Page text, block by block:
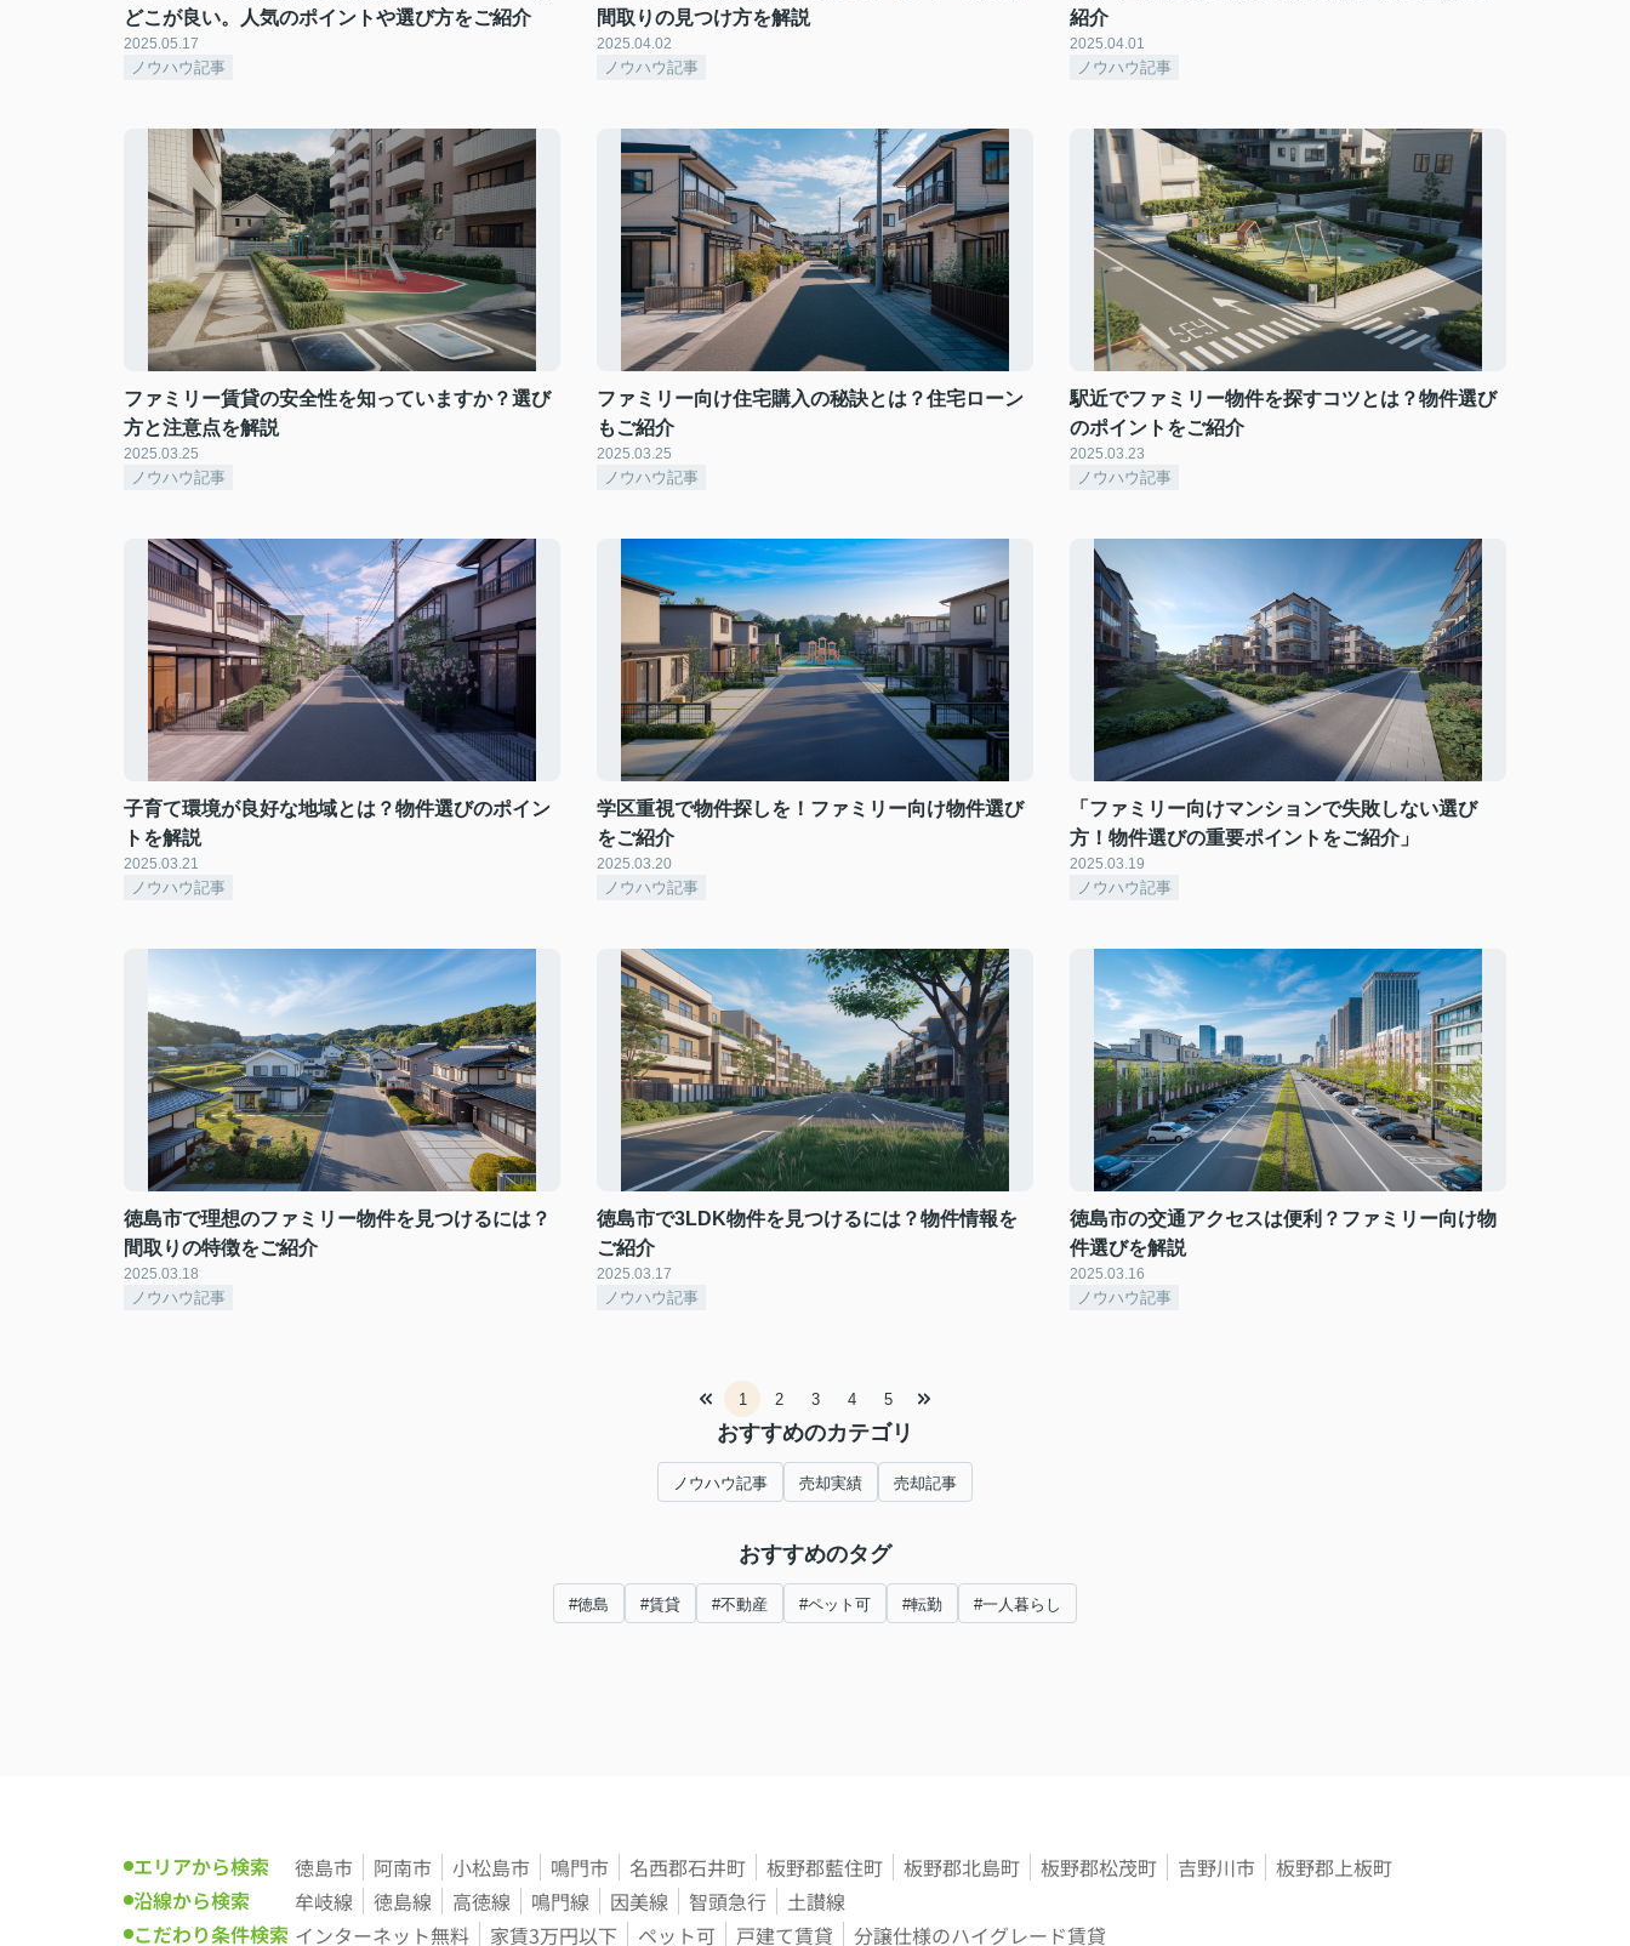
どこが良い。人気のポイントや選び方をご紹介
2025.05.17
ノウハウ記事
間取りの見つけ方を解説
2025.04.02
ノウハウ記事
紹介
2025.04.01
ノウハウ記事
ファミリー賃貸の安全性を知っていますか？選び
方と注意点を解説
2025.03.25
ノウハウ記事
ファミリー向け住宅購入の秘訣とは？住宅ローン
もご紹介
2025.03.25
ノウハウ記事
駅近でファミリー物件を探すコツとは？物件選び
のポイントをご紹介
2025.03.23
ノウハウ記事
子育て環境が良好な地域とは？物件選びのポイン
トを解説
2025.03.21
ノウハウ記事
学区重視で物件探しを！ファミリー向け物件選び
をご紹介
2025.03.20
ノウハウ記事
「ファミリー向けマンションで失敗しない選び
方！物件選びの重要ポイントをご紹介」
2025.03.19
ノウハウ記事
徳島市で理想のファミリー物件を見つけるには？
間取りの特徴をご紹介
2025.03.18
ノウハウ記事
徳島市で3LDK物件を見つけるには？物件情報を
ご紹介
2025.03.17
ノウハウ記事
徳島市の交通アクセスは便利？ファミリー向け物
件選びを解説
2025.03.16
ノウハウ記事
1 2 3 4 5
おすすめのカテゴリ
ノウハウ記事 売却実績 売却記事
おすすめのタグ
#徳島 #賃貸 #不動産 #ペット可 #転勤 #一人暮らし
エリアから検索 徳島市 阿南市 小松島市 鳴門市 名西郡石井町 板野郡藍住町 板野郡北島町 板野郡松茂町 吉野川市
板野郡上板町
沿線から検索
牟岐線 徳島線 高徳線 鳴門線 因美線 智頭急行
土讃線
こだわり条件検索 インターネット無料 家賃3万円以下 ペット可 戸建て賃貸 分譲仕様のハイグレード賃貸